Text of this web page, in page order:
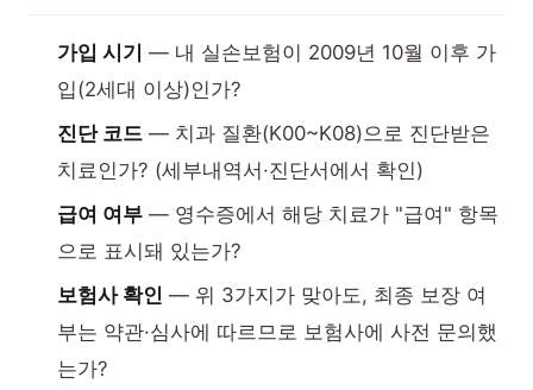
가입 시기 — 내 실손보험이 2009년 10월 이후 가
입(2세대 이상)인가?
진단 코드 — 치과 질환(K00~K08)으로 진단받은
치료인가? (세부내역서·진단서에서 확인)
급여 여부 — 영수증에서 해당 치료가 "급여" 항목
으로 표시돼 있는가?
보험사 확인 — 위 3가지가 맞아도, 최종 보장 여
부는 약관·심사에 따르므로 보험사에 사전 문의했
는가?